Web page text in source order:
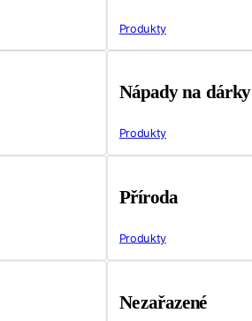
Produkty
Nápady na dárky
Produkty
Příroda
Produkty
Nezařazené